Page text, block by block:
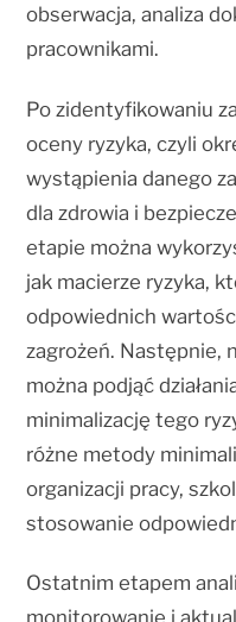
obserwacja, analiza
pracownikami.
Po zidentyfikowaniu
oceny ryzyka, czyli
wystąpienia danego
dla zdrowia i
etapie można
jak macierze ryzyka,
odpowiednich
zagrożeń. Następnie,
można podjąć
minimalizację tego
różne metody
organizacji pracy,
stosowanie
Ostatnim etapem